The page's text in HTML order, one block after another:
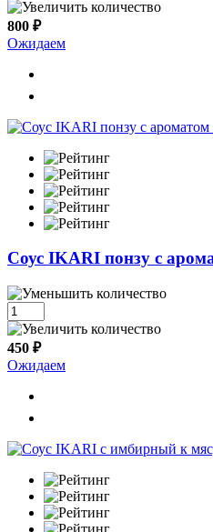
800 ₽
Ожидаем
Cоус IKARI понзу с
450 ₽
Ожидаем